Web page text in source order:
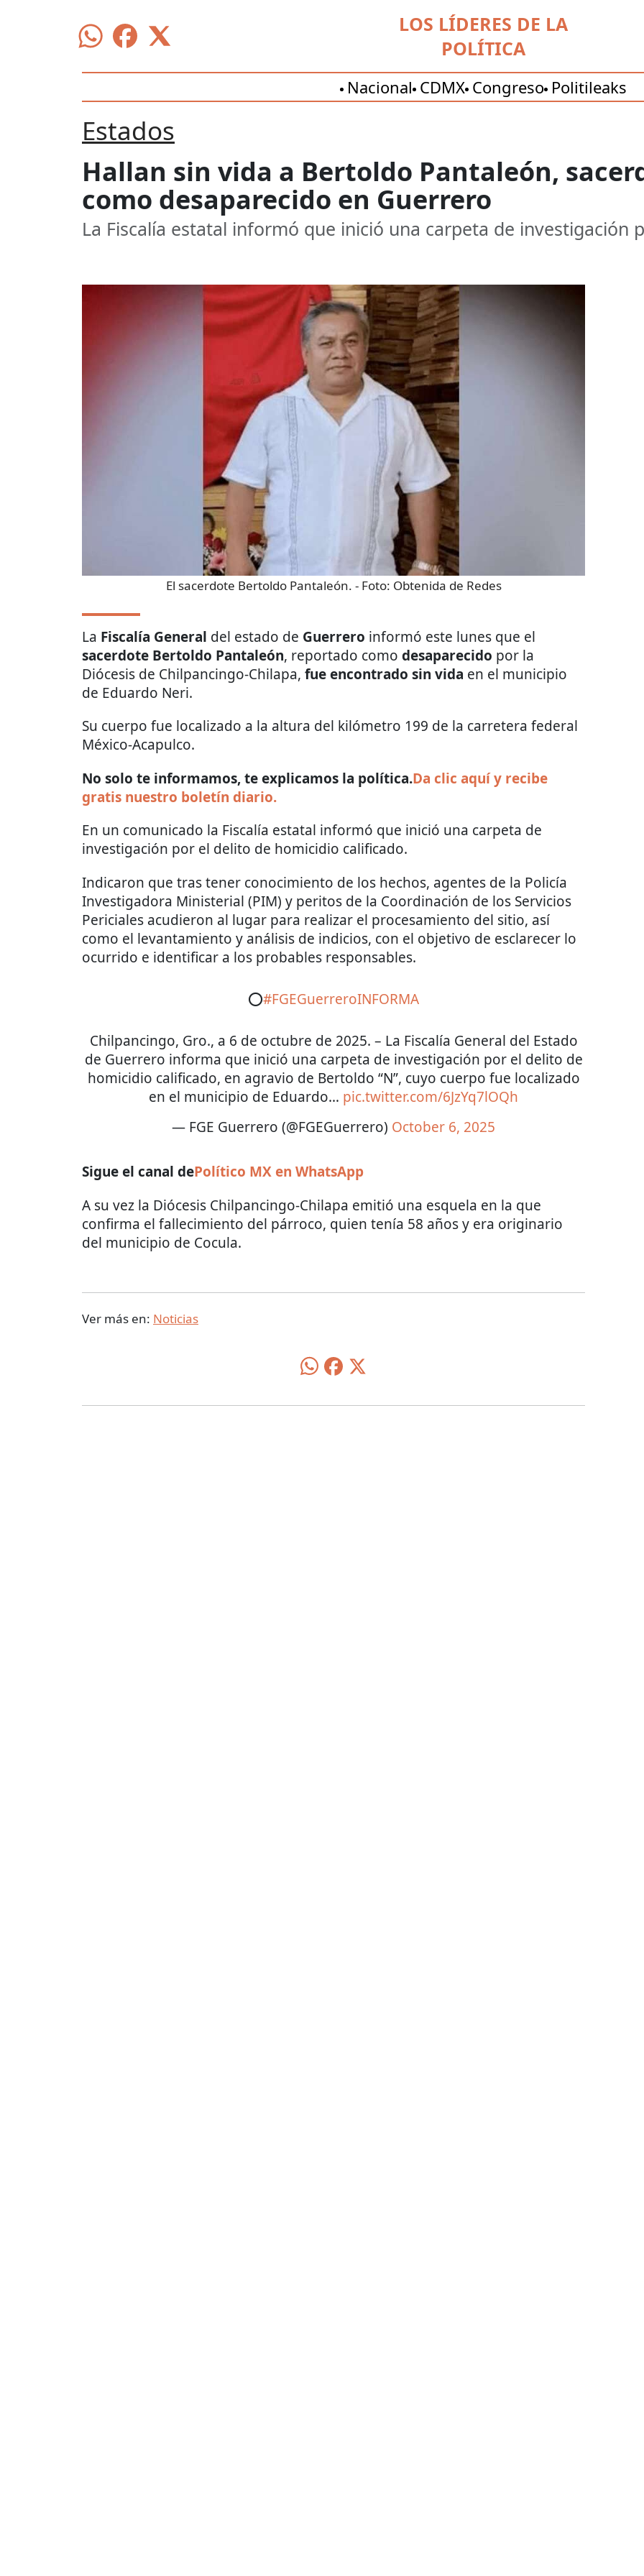
LOS LÍDERES DE LA
POLÍTICA
Nacional CDMX Congreso Politileaks
Estados
Hallan sin vida a Bertoldo Pantaleón,
como desaparecido en Guerrero
La Fiscalía estatal informó que inició una carpeta de investigación
El sacerdote Bertoldo Pantaleón. - Foto: Obtenida de Redes
La Fiscalía General del estado de Guerrero informó este lunes que el
sacerdote Bertoldo Pantaleón, reportado como desaparecido por la
Diócesis de Chilpancingo-Chilapa, fue encontrado sin vida en el municipio
de Eduardo Neri.
Su cuerpo fue localizado a la altura del kilómetro 199 de la carretera federal
México-Acapulco.
No solo te informamos, te explicamos la política.Da clic aquí y recibe
gratis nuestro boletín diario.
En un comunicado la Fiscalía estatal informó que inició una carpeta de
investigación por el delito de homicidio calificado.
Indicaron que tras tener conocimiento de los hechos, agentes de la Policía
Investigadora Ministerial (PIM) y peritos de la Coordinación de los Servicios
Periciales acudieron al lugar para realizar el procesamiento del sitio, así
como el levantamiento y análisis de indicios, con el objetivo de esclarecer lo
ocurrido e identificar a los probables responsables.
⭕️#FGEGuerreroINFORMA
Chilpancingo, Gro., a 6 de octubre de 2025. – La Fiscalía General del Estado
de Guerrero informa que inició una carpeta de investigación por el delito de
homicidio calificado, en agravio de Bertoldo “N”, cuyo cuerpo fue localizado
en el municipio de Eduardo… pic.twitter.com/6JzYq7lOQh
— FGE Guerrero (@FGEGuerrero) October 6, 2025
Sigue el canal dePolítico MX en WhatsApp
A su vez la Diócesis Chilpancingo-Chilapa emitió una esquela en la que
confirma el fallecimiento del párroco, quien tenía 58 años y era originario
del municipio de Cocula.
Ver más en: Noticias